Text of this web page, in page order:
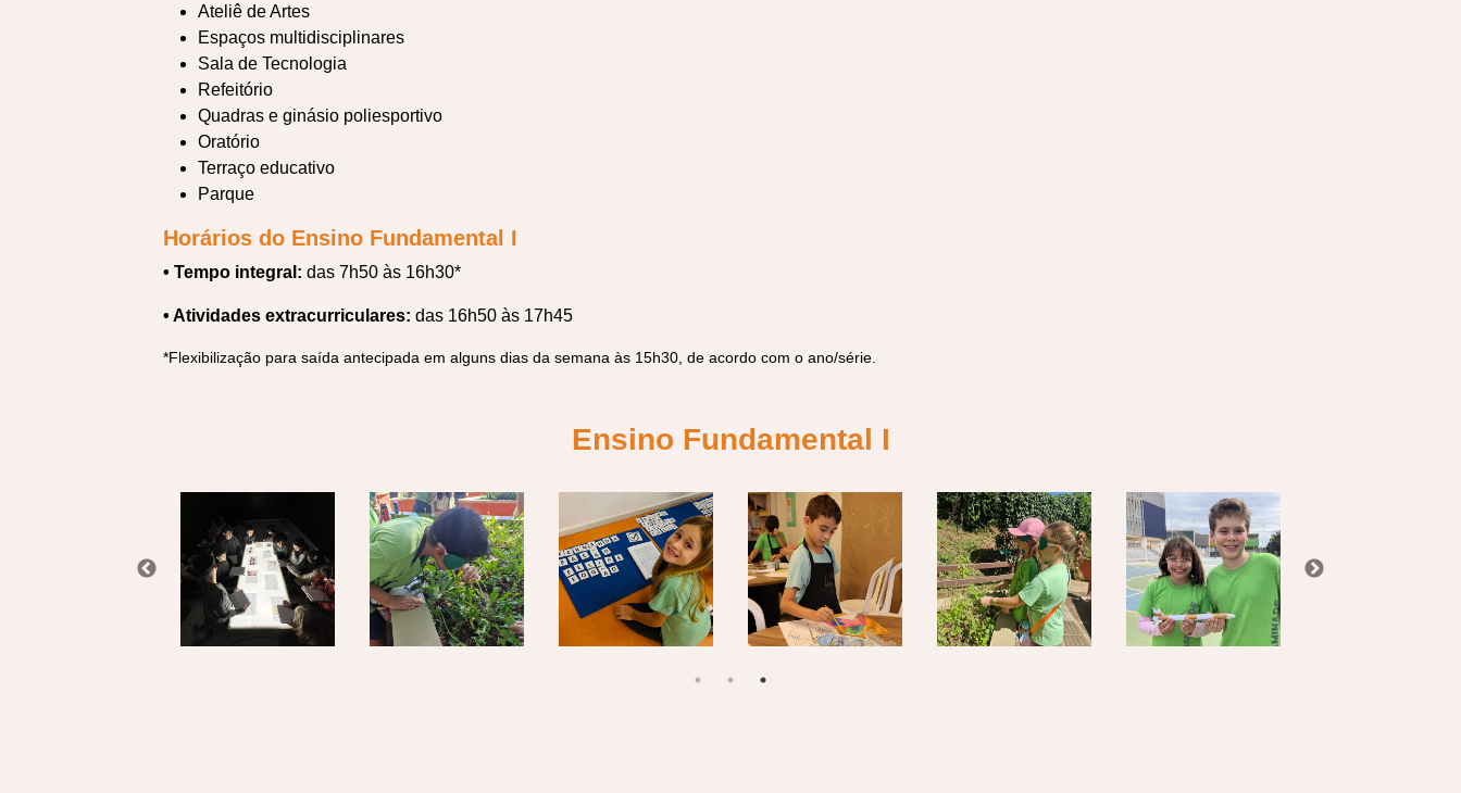
Ateliê de Artes
Espaços multidisciplinares
Sala de Tecnologia
Refeitório
Quadras e ginásio poliesportivo
Oratório
Terraço educativo
Parque
Horários do Ensino Fundamental I
• Tempo integral: das 7h50 às 16h30*
• Atividades extracurriculares: das 16h50 às 17h45
*Flexibilização para saída antecipada em alguns dias da semana às 15h30, de acordo com o ano/série.
Ensino Fundamental I